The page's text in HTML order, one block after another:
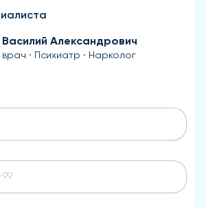
Александрович
врач · Психиатр · Нарколог